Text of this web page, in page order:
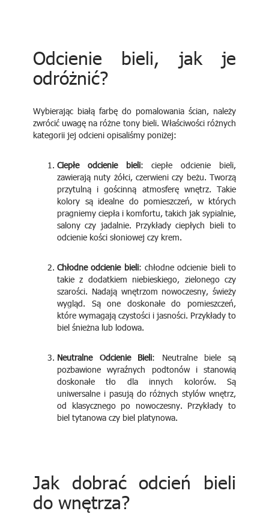
Odcienie bieli, jak je
odróżnić?
Wybierając białą farbę do pomalowania ścian, należy
zwrócić uwagę na różne tony bieli. Właściwości różnych
kategorii jej odcieni opisaliśmy poniżej:
Ciepłe odcienie bieli: ciepłe odcienie bieli,
zawierają nuty żółci, czerwieni czy beżu. Tworzą
przytulną i gościnną atmosferę wnętrz. Takie
kolory są idealne do pomieszczeń, w których
pragniemy ciepła i komfortu, takich jak sypialnie,
salony czy jadalnie. Przykłady ciepłych bieli to
odcienie kości słoniowej czy krem.
Chłodne odcienie bieli: chłodne odcienie bieli to
takie z dodatkiem niebieskiego, zielonego czy
szarości. Nadają wnętrzom nowoczesny, świeży
wygląd. Są one doskonałe do pomieszczeń,
które wymagają czystości i jasności. Przykłady to
biel śnieżna lub lodowa.
Neutralne Odcienie Bieli: Neutralne biele są
pozbawione wyraźnych podtonów i stanowią
doskonałe tło dla innych kolorów. Są
uniwersalne i pasują do różnych stylów wnętrz,
od klasycznego po nowoczesny. Przykłady to
biel tytanowa czy biel platynowa.
Jak dobrać odcień bieli
do wnętrza?